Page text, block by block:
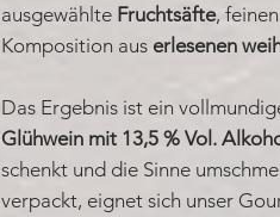
ausgewählte Fruchtsäfte, feinen
Komposition aus erlesenen
Das Ergebnis ist ein
Glühwein mit 13,5 % Vol.
schenkt und die Sinne
verpackt, eignet sich unser